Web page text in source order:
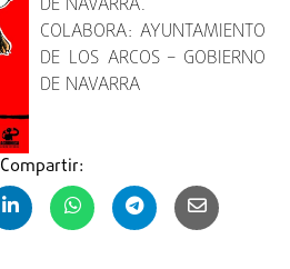
DE NAVARRA.
COLABORA: AYUNTAMIENTO
DE LOS ARCOS – GOBIERNO
DE NAVARRA
Compartir: